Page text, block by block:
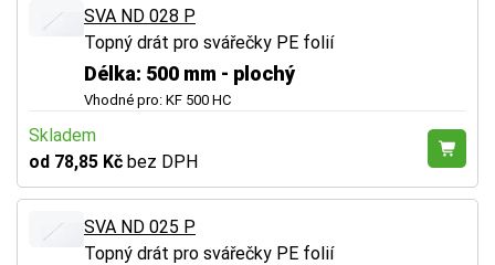
SVA ND 028 P
Topný drát pro svářečky PE folií
Délka: 500 mm - plochý
Vhodné pro: KF 500 HC
Skladem
od 78,85 Kč bez DPH
SVA ND 025 P
Topný drát pro svářečky PE folií